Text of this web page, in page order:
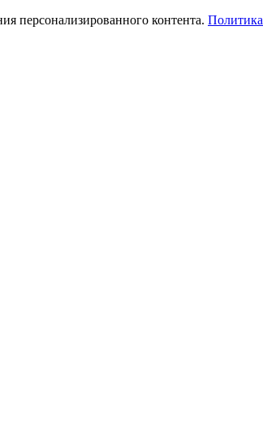
персонализированного контента. Политика